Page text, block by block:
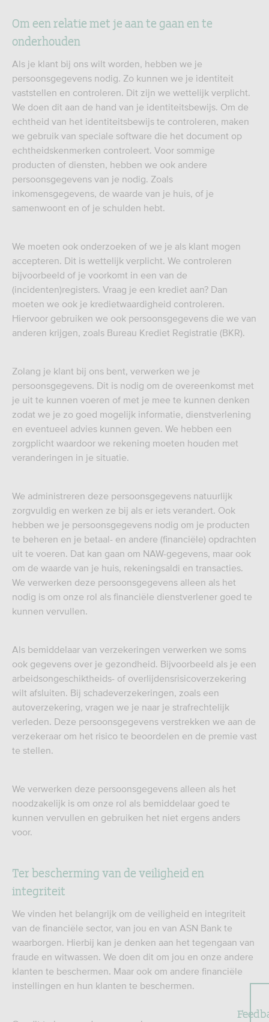
Om een relatie met je aan te gaan en te
onderhouden
Als je klant bij ons wilt worden, hebben we je
persoonsgegevens nodig. Zo kunnen we je identiteit
vaststellen en controleren. Dit zijn we wettelijk verplicht.
We doen dit aan de hand van je identiteitsbewijs. Om de
echtheid van het identiteitsbewijs te controleren, maken
we gebruik van speciale software die het document op
echtheidskenmerken controleert. Voor sommige
producten of diensten, hebben we ook andere
persoonsgegevens van je nodig. Zoals
inkomensgegevens, de waarde van je huis, of je
samenwoont en of je schulden hebt.
We moeten ook onderzoeken of we je als klant mogen
accepteren. Dit is wettelijk verplicht. We controleren
bijvoorbeeld of je voorkomt in een van de
(incidenten)registers. Vraag je een krediet aan? Dan
moeten we ook je kredietwaardigheid controleren.
Hiervoor gebruiken we ook persoonsgegevens die we van
anderen krijgen, zoals Bureau Krediet Registratie (BKR).
Zolang je klant bij ons bent, verwerken we je
persoonsgegevens. Dit is nodig om de overeenkomst met
je uit te kunnen voeren of met je mee te kunnen denken
zodat we je zo goed mogelijk informatie, dienstverlening
en eventueel advies kunnen geven. We hebben een
zorgplicht waardoor we rekening moeten houden met
veranderingen in je situatie.
We administreren deze persoonsgegevens natuurlijk
zorgvuldig en werken ze bij als er iets verandert. Ook
hebben we je persoonsgegevens nodig om je producten
te beheren en je betaal- en andere (financiële) opdrachten
uit te voeren. Dat kan gaan om NAW-gegevens, maar ook
om de waarde van je huis, rekeningsaldi en transacties.
We verwerken deze persoonsgegevens alleen als het
nodig is om onze rol als financiële dienstverlener goed te
kunnen vervullen.
Als bemiddelaar van verzekeringen verwerken we soms
ook gegevens over je gezondheid. Bijvoorbeeld als je een
arbeidsongeschiktheids- of overlijdensrisicoverzekering
wilt afsluiten. Bij schadeverzekeringen, zoals een
autoverzekering, vragen we je naar je strafrechtelijk
verleden. Deze persoonsgegevens verstrekken we aan de
verzekeraar om het risico te beoordelen en de premie vast
te stellen.
We verwerken deze persoonsgegevens alleen als het
noodzakelijk is om onze rol als bemiddelaar goed te
kunnen vervullen en gebruiken het niet ergens anders
voor.
Ter bescherming van de veiligheid en
integriteit
We vinden het belangrijk om de veiligheid en integriteit
van de financiële sector, van jou en van ASN Bank te
waarborgen. Hierbij kan je denken aan het tegengaan van
fraude en witwassen. We doen dit om jou en onze andere
klanten te beschermen. Maar ook om andere financiële
instellingen en hun klanten te beschermen.